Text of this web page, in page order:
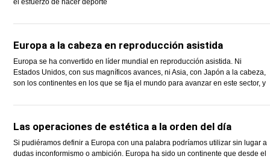
el esfuerzo de hacer deporte
Europa a la cabeza en reproducción asistida
Europa se ha convertido en líder mundial en reproducción asistida. Ni
Estados Unidos, con sus magníficos avances, ni Asia, con Japón a la cabeza,
son los continentes en los que se fija el mundo para avanzar en este sector, y
Las operaciones de estética a la orden del día
Si pudiéramos definir a Europa con una palabra podríamos utilizar sin lugar a
dudas inconformismo o ambición. Europa ha sido un continente que desde el